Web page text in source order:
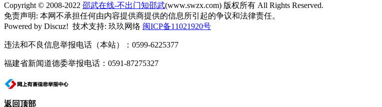
Copyright © 2008-2022 邵武在线-不出门知邵武(www.swzx.com) 版权所有 All Rights Reserved.
免责声明: 本网不承担任何由内容提供商提供的信息所引起的争议和法律责任。
Powered by Discuz! 技术支持: 玖玖网络 闽ICP备11021920号
违法和不良信息举报电话（本站）：0599-6225377
福建省新闻道德委举报电话：0591-87275327
返回顶部